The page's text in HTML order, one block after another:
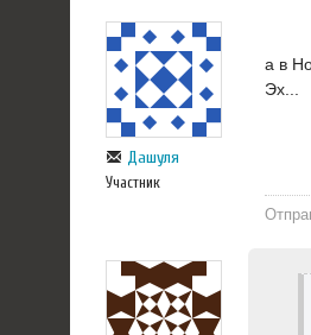
Дашуля
Участник
а в
Эх...